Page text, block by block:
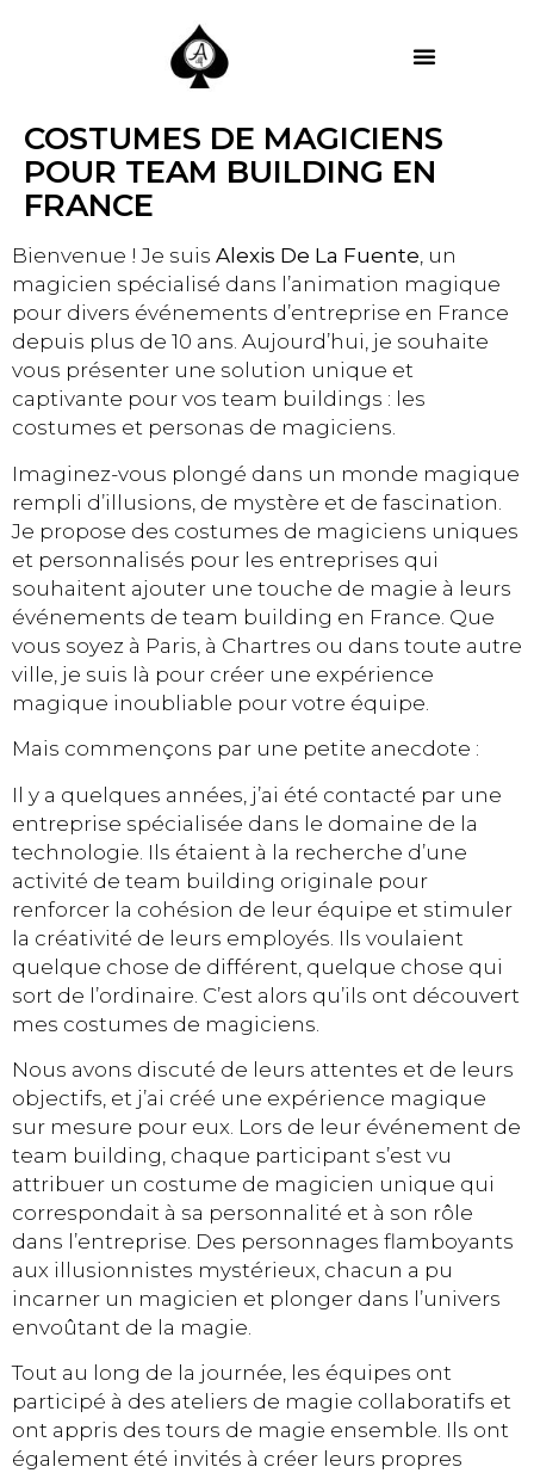
COSTUMES DE MAGICIENS
POUR TEAM BUILDING EN
FRANCE
Bienvenue ! Je suis Alexis De La Fuente, un
magicien spécialisé dans l’animation magique
pour divers événements d’entreprise en France
depuis plus de 10 ans. Aujourd’hui, je souhaite
vous présenter une solution unique et
captivante pour vos team buildings : les
costumes et personas de magiciens.
Imaginez-vous plongé dans un monde magique
rempli d’illusions, de mystère et de fascination.
Je propose des costumes de magiciens uniques
et personnalisés pour les entreprises qui
souhaitent ajouter une touche de magie à leurs
événements de team building en France. Que
vous soyez à Paris, à Chartres ou dans toute autre
ville, je suis là pour créer une expérience
magique inoubliable pour votre équipe.
Mais commençons par une petite anecdote :
Il y a quelques années, j’ai été contacté par une
entreprise spécialisée dans le domaine de la
technologie. Ils étaient à la recherche d’une
activité de team building originale pour
renforcer la cohésion de leur équipe et stimuler
la créativité de leurs employés. Ils voulaient
quelque chose de différent, quelque chose qui
sort de l’ordinaire. C’est alors qu’ils ont découvert
mes costumes de magiciens.
Nous avons discuté de leurs attentes et de leurs
objectifs, et j’ai créé une expérience magique
sur mesure pour eux. Lors de leur événement de
team building, chaque participant s’est vu
attribuer un costume de magicien unique qui
correspondait à sa personnalité et à son rôle
dans l’entreprise. Des personnages flamboyants
aux illusionnistes mystérieux, chacun a pu
incarner un magicien et plonger dans l’univers
envoûtant de la magie.
Tout au long de la journée, les équipes ont
participé à des ateliers de magie collaboratifs et
ont appris des tours de magie ensemble. Ils ont
également été invités à créer leurs propres